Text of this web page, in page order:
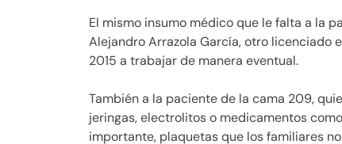
El mismo insumo médico que le falta a la
Alejandro Arrazola García, otro licenciado
2015 a trabajar de manera eventual.
También a la paciente de la cama 209,
jeringas, electrolitos o medicamentos
importante, plaquetas que los familiares